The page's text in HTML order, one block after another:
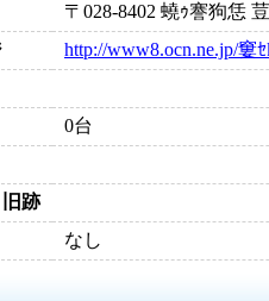
〒028-8402 蟯ｩ謇狗
http://www8.ocn.ne.jp/窶
0台
跡
なし